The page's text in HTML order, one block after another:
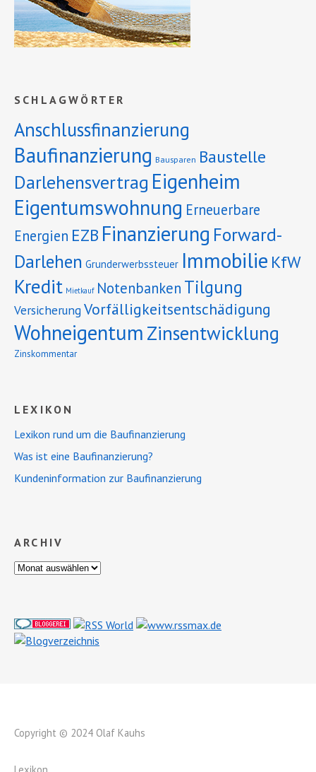
SCHLAGWÖRTER
Anschlussfinanzierung
Baufinanzierung Bausparen Baustelle
Darlehensvertrag Eigenheim
Eigentumswohnung Erneuerbare
Energien EZB Finanzierung Forward-
Darlehen Grunderwerbssteuer Immobilie KfW
Kredit Mietkauf Notenbanken Tilgung
VersicherungVorfälligkeitsentschädigung
Wohneigentum Zinsentwicklung
Zinskommentar
LEXIKON
Lexikon rund um die Baufinanzierung
Was ist eine Baufinanzierung?
Kundeninformation zur Baufinanzierung
ARCHIV
Copyright © 2024 Olaf Kauhs